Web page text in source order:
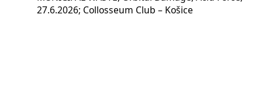
27.6.2026; Collosseum Club – Košice